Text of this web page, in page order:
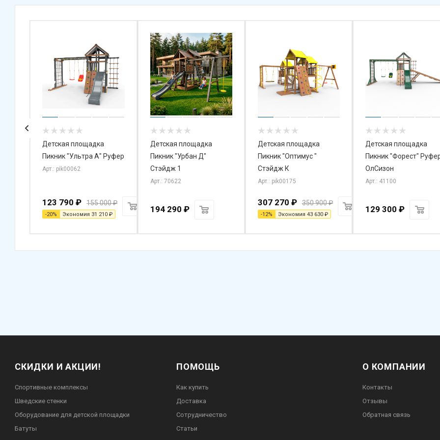
Детская площадка
Пикник "Ультра А" Руфер
Арт.: pik00062
123 790 ₽ 155 000₽
-20% Экономия 31 210 ₽
Детская площадка
Пикник "Урбан Д"
Стэйдж 1
Арт.: 70622
194 290 ₽
Детская площадка
Пикник "Оптимус "
Стэйдж К
Арт.: pik00175
307 270 ₽ 350 900₽
-12% Экономия 43 630₽
Детская площадка
Пикник "Форест"
ОлСизон
Арт.: 41100
129 300 ₽
СКИДКИ И АКЦИИ!
Спортивные комплексы
Шведские стенки
Оборудование для детской площадки
Батуты
ПОМОЩЬ
Как купить
Доставка
Сотрудничество
Статьи
О КОМПАНИИ
Контакты
Отзывы
Обратная связь